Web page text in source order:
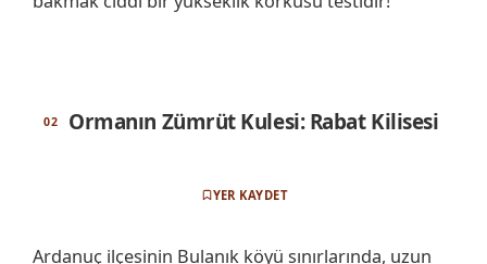
Ormanın Zümrüt Kulesi: Rabat Kilisesi
YER KAYDET
Ardanuç ilçesinin Bulanık köyü sınırlarında, uzun